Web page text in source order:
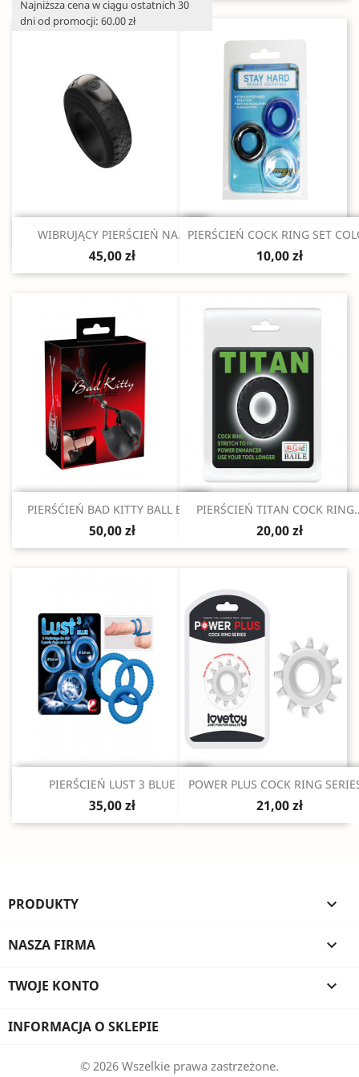
Najniższa cena w ciągu ostatnich 30
dni od promocji: 60.00 zł
Szybki podgląd
WIBRUJĄCY PIERŚCIEŃ NA...
45,00 zł
Szybki podgląd
PIERŚCIEŃ COCK RING SET
10,00 zł
Szybki podgląd
PIERŚĆIEŃ BAD KITTY BALL BAG
50,00 zł
Szybki podgląd
PIERŚCIEŃ TITAN COCK
20,00 zł
Szybki podgląd
PIERŚCIEŃ LUST 3 BLUE
35,00 zł
Szybki podgląd
POWER PLUS COCK RING
21,00 zł
PRODUKTY 
NASZA FIRMA 
TWOJE KONTO 
INFORMACJA O SKLEPIE
© 2026 Wszelkie prawa zastrzeżone.